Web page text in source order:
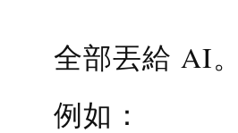
全部丟給 AI。
例如：